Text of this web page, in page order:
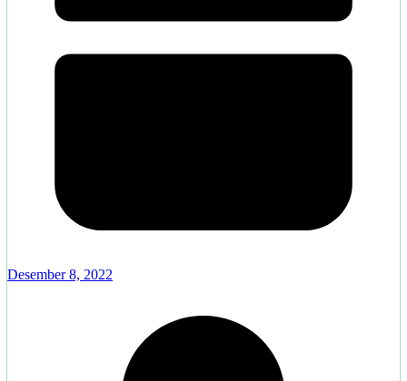
Desember 8, 2022